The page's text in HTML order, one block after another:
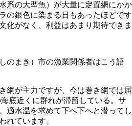
系の大型魚）が大量に定置網にかか
の銀色に染まる日もあったほどです
化がなく、利益はあまり期待できま
のまき）市の漁業関係者はこう語
網が主力ですが、今は巻き網では届
底近くに群れが滞留している。サ
適水温を求めて下へ下へと潜ってし
れています。